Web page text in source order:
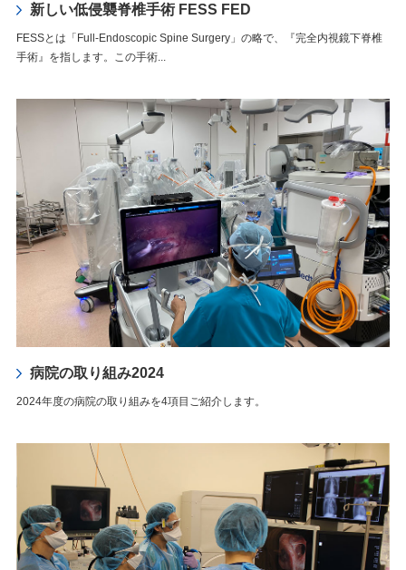
新しい低侵襲脊椎手術 FESS FED
FESSとは「Full-Endoscopic Spine Surgery」の略で、『完全内視鏡下脊椎
手術』を指します。この手術...
病院の取り組み2024
2024年度の病院の取り組みを4項目ご紹介します。